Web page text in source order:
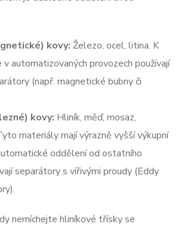
kovy: Železo, ocel, litina. K
v automatizovaných provozech používají
(např. magnetické bubny či
kovy: Hliník, měď, mosaz,
materiály mají výrazně vyšší výkupní
oddělení od ostatního
separátory s vířivými proudy (Eddy
nemíchejte hliníkové třísky se